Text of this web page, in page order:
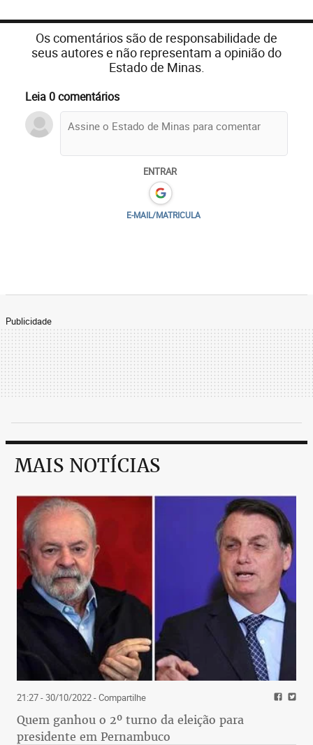
Os comentários são de responsabilidade de
seus autores e não representam a opinião do
Estado de Minas.
Leia 0 comentários
ENTRAR
E-MAIL/MATRICULA
Publicidade
MAIS NOTÍCIAS
21:27 - 30/10/2022- Compartilhe
Quem ganhou o 2º turno da eleição para
presidente em Pernambuco